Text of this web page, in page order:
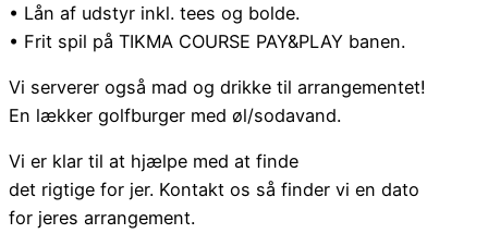
• Lån af udstyr inkl. tees og bolde.
• Frit spil på TIKMA COURSE PAY&PLAY banen.
Vi serverer også mad og drikke til arrangementet!
En lækker golfburger med øl/sodavand.
Vi er klar til at hjælpe med at finde
det rigtige for jer. Kontakt os så finder vi en dato
for jeres arrangement.